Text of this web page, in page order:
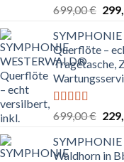
Bewertet
4.80
von 5
699,00€
war:
Querflöte –
Tragetasche,
Bewertet
4.83
von 5
699,00€
war:
SYMPHONIE
Waldhorn in